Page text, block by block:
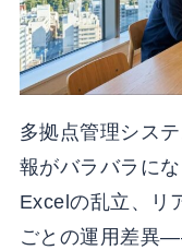
多拠点管理シス
報がバラバラに
Excelの乱立、リ
ごとの運用差異